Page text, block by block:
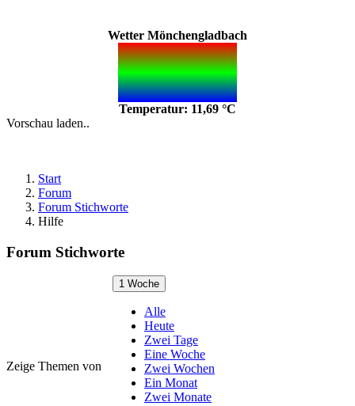
Wetter Mönchengladbach
Temperatur: 11,69 °C
Vorschau laden..
Start
Forum
Forum Stichworte
Hilfe
Forum Stichworte
Zeige Themen von
1 Woche
Alle
Heute
Zwei Tage
Eine Woche
Zwei Wochen
Ein Monat
Zwei Monate